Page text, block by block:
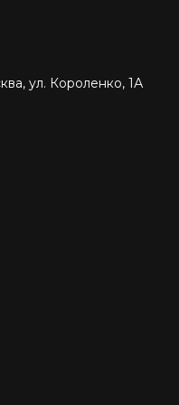
ул. Короленко, 1А